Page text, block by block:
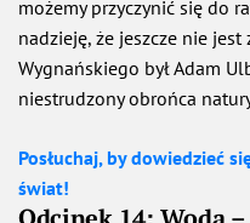
możemy przyczynić się do
nadzieję, że jeszcze nie
Wygnańskiego był Adam
niestrudzony obrońca
Posłuchaj, by dowiedzieć
świat!